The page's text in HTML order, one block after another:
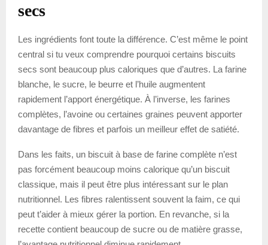
secs
Les ingrédients font toute la différence. C’est même le point
central si tu veux comprendre pourquoi certains biscuits
secs sont beaucoup plus caloriques que d’autres. La farine
blanche, le sucre, le beurre et l’huile augmentent
rapidement l’apport énergétique. À l’inverse, les farines
complètes, l’avoine ou certaines graines peuvent apporter
davantage de fibres et parfois un meilleur effet de satiété.
Dans les faits, un biscuit à base de farine complète n’est
pas forcément beaucoup moins calorique qu’un biscuit
classique, mais il peut être plus intéressant sur le plan
nutritionnel. Les fibres ralentissent souvent la faim, ce qui
peut t’aider à mieux gérer la portion. En revanche, si la
recette contient beaucoup de sucre ou de matière grasse,